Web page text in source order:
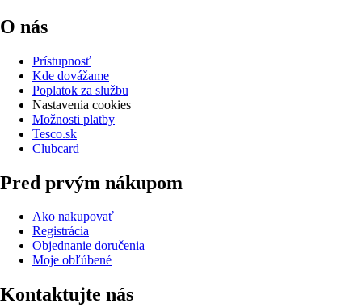
O nás
Prístupnosť
Kde dovážame
Poplatok za službu
Nastavenia cookies
Možnosti platby
Tesco.sk
Clubcard
Pred prvým nákupom
Ako nakupovať
Registrácia
Objednanie doručenia
Moje obľúbené
Kontaktujte nás